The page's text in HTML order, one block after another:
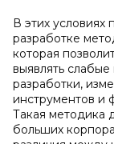
В этих условиях
разработке
которая
выявлять
разработки,
инструментов и
Такая методика
больших